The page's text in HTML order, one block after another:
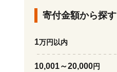
寄付金額から探す
1万円以内
10,001～20,000円